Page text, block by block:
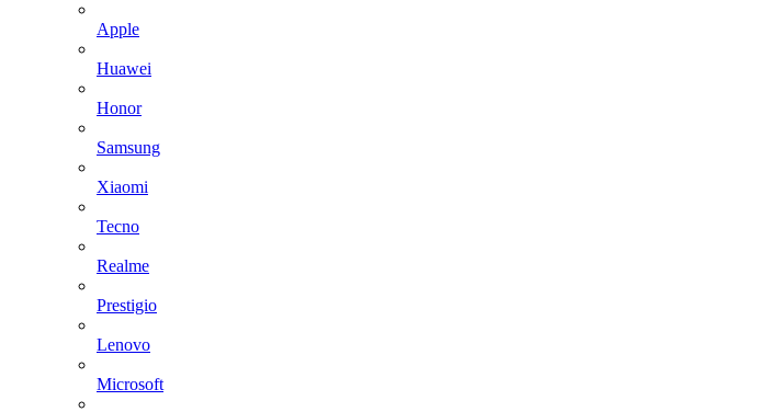
Apple
Huawei
Honor
Samsung
Xiaomi
Tecno
Realme
Prestigio
Lenovo
Microsoft